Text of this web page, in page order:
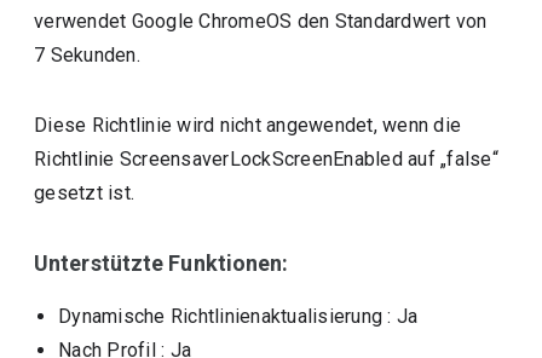
verwendet Google ChromeOS den Standardwert von
7 Sekunden.
Diese Richtlinie wird nicht angewendet, wenn die
Richtlinie ScreensaverLockScreenEnabled auf „false“
gesetzt ist.
Unterstützte Funktionen:
Dynamische Richtlinienaktualisierung : Ja
Nach Profil : Ja